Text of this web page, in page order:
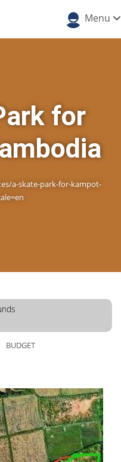
Menu
for
a-skate-park-for-kampot-
BUDGET